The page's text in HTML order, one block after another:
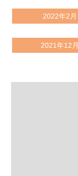
2022年2月
2021年12月